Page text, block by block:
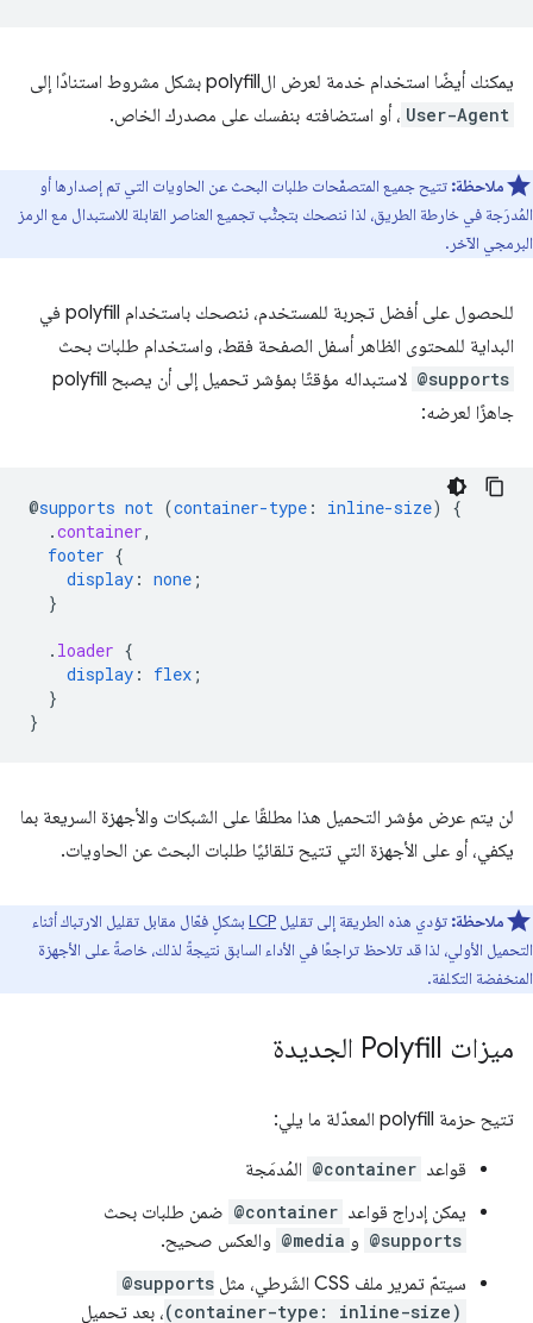
يمكنك أيضًا استخدام خدمة لعرض الpolyfill بشكل مشروط استنادًا إلى
User-Agent ، أو استضافته بنفسك على مصدرك الخاص.
ملاحظة: تتيح جميع المتصفّحات طلبات البحث عن الحاويات التي تم إصدارها أو
المُدرَجة في خارطة الطريق، لذا ننصحك بتجنُّب تجميع العناصر القابلة للاستبدال مع الرمز
البرمجي الآخر.
للحصول على أفضل تجربة للمستخدم، ننصحك باستخدام polyfill في
البداية للمحتوى الظاهر أسفل الصفحة فقط، واستخدام طلبات بحث
@supports
لاستبداله مؤقتًا بمؤشر تحميل إلى أن يصبح polyfill
جاهزًا لعرضه:
@supports not (container-type : inline-size)
{
.container,
footer {
display : none ;
}
. loader {
display : flex ;
}
}
لن يتم عرض مؤشر التحميل هذا مطلقًا على الشبكات والأجهزة السريعة بما
يكفي، أو على الأجهزة التي تتيح تلقائيًا طلبات البحث عن الحاويات.
ملاحظة: تؤدي هذه الطريقة إلى تقليل LCP بشكلٍ فعّال مقابل تقليل الارتباك أثناء
التحميل الأولي، لذا قد تلاحظ تراجعًا في الأداء السابق نتيجةً لذلك، خاصةً على الأجهزة
المنخفضة التكلفة.
ميزات Polyfill الجديدة
تتيح حزمة polyfill المعدّلة ما يلي:
قواعد @container المُدمَجة
يمكن إدراج قواعد @container ضمن طلبات بحث
@supports و @media والعكس صحيح.
سيتمّ تمرير ملف CSS الشَرطي، مثل
@supports
(container-type: inline-size)، بعد تحميل